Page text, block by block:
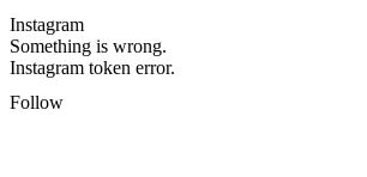
Instagram
Something is wrong.
Instagram token error.
Follow